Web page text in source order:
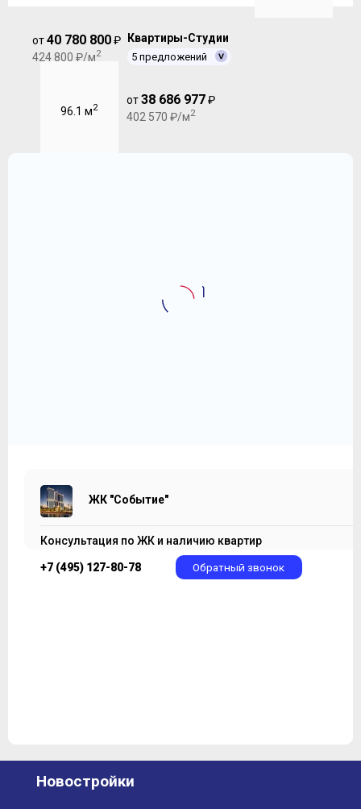
от40 780 800₽
424 800 ₽/м2
Квартиры-Студии
5 предложений
96.1 м2
от38 686 977₽
402 570 ₽/м2
ЖК "Событие"
Консультация по ЖК и наличию квартир
+7 (495) 127-80-78 Обратный звонок
Новостройки